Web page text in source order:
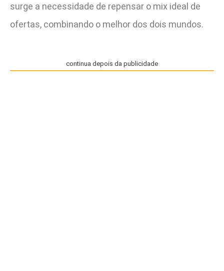
surge a necessidade de repensar o mix ideal de
ofertas, combinando o melhor dos dois mundos.
continua depois da publicidade